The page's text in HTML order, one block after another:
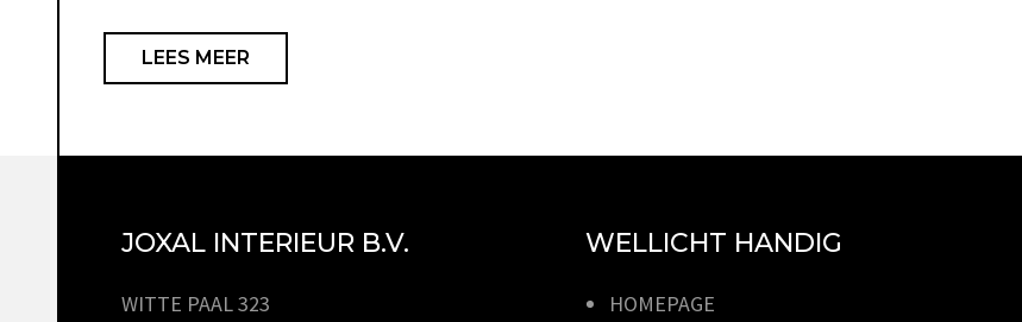
LEES MEER
JOXAL INTERIEUR B.V.
WITTE PAAL 323
WELLICHT HANDIG
HOMEPAGE